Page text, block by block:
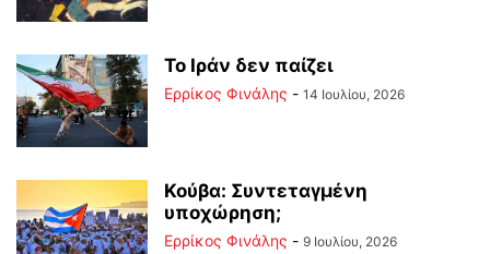
Το Ιράν δεν παίζει
Ερρίκος Φινάλης - 14 Ιουλίου, 2026
Κούβα: Συντεταγμένη
υποχώρηση;
Ερρίκος Φινάλης - 9 Ιουλίου, 2026